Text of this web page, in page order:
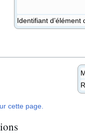
Identifiant d’élément
cette page.